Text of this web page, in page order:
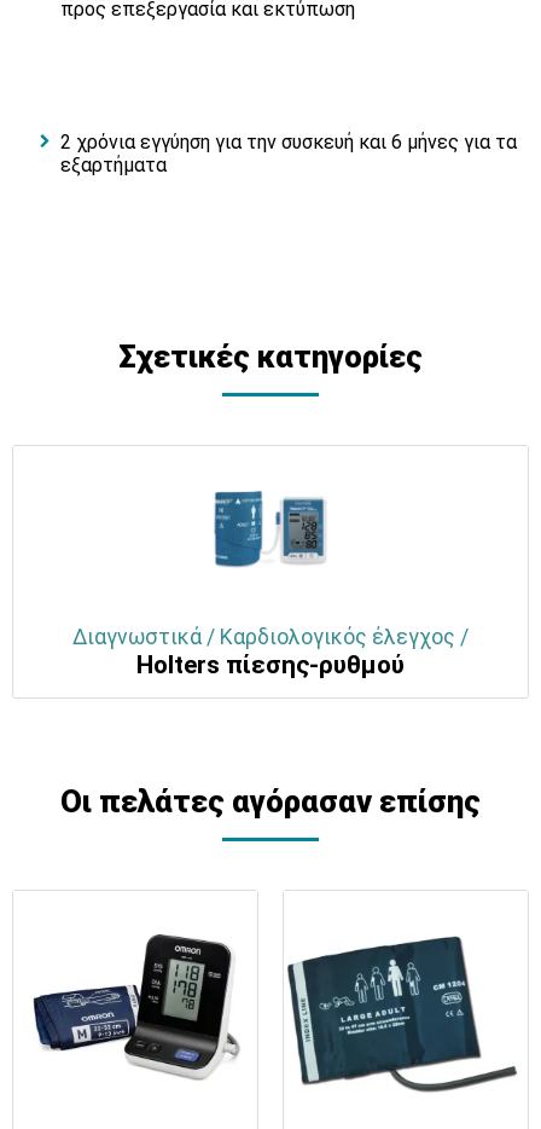
προς επεξεργασία και εκτύπωση
2 χρόνια εγγύηση για την συσκευή και 6 μήνες για τα
εξαρτήματα
Σχετικές κατηγορίες
Διαγνωστικά / Καρδιολογικός έλεγχος /
Holters πίεσης-ρυθμού
Οι πελάτες αγόρασαν επίσης